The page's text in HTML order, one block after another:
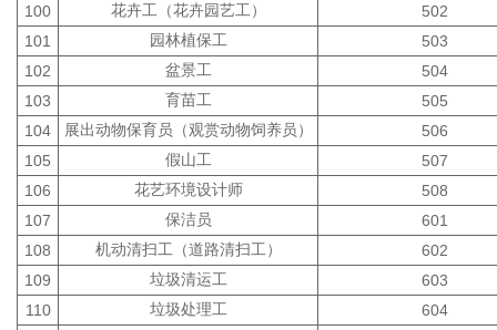
100 花卉工（花卉园艺工）
502
101
园林植保工
503
102
盆景工
504
103
育苗工
505
104
展出动物保育员（观赏动物饲养员）
506
105
假山工
507
106
花艺环境设计师
508
107
保洁员
601
108
机动清扫工（道路清扫工）
602
109
垃圾清运工
603
110
垃圾处理工
604